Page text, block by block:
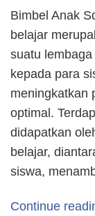
Bimbel Anak
belajar
suatu
kepada para
meningkatkan
optimal.
didapatkan
belajar,
siswa,
Continue